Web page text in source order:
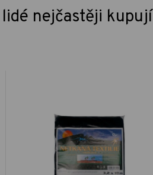
nejčastěji kupují